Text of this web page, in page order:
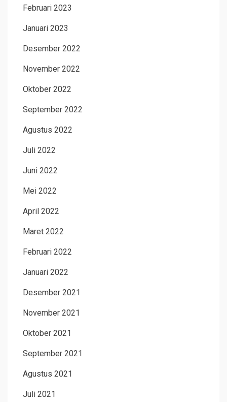
Februari 2023
Januari 2023
Desember 2022
November 2022
Oktober 2022
September 2022
Agustus 2022
Juli 2022
Juni 2022
Mei 2022
April 2022
Maret 2022
Februari 2022
Januari 2022
Desember 2021
November 2021
Oktober 2021
September 2021
Agustus 2021
Juli 2021